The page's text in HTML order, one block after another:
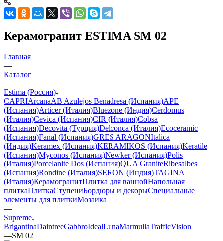
Керамогранит ESTIMA SM 02
Главная
—
Каталог
—
Estima (Россия)
CAPRIArcanaAB Azulejos Benadresa (Испания)APE
(Испания)Articer (Италия)Bluezone (Индия)Cerdomus
(Италия)Cevica (Испания)CIR (Италия)Cobsa
(Испания)Decovita (Турция)Delconca (Италия)Ecoceramic
(Испания)Fanal (Испания)GRES ARAGONItalica
(Индия)Keramex (Испания)KERAMIKOS (Испания)Keratile
(Испания)Myconos (Испания)Newker (Испания)Polis
(Италия)Porcelanite Dos (Испания)QUA GraniteRibesalbes
(Испания)Rondine (Италия)SERON (Индия)TAGINA
(Италия)КерамогранитПлитка для ваннойНапольная
плиткаПлиткаСтупениБордюры и декорыСпециальные
элементы для плиткиМозаика
—
Supreme
BrigantinaDaintreeGabbroIdealLunaMarmullaTrafficVision
—SM 02